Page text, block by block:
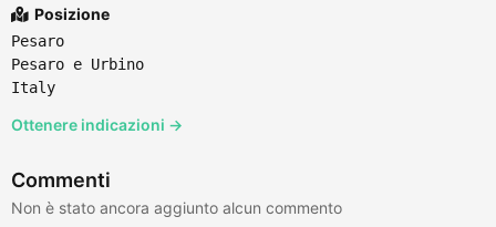
Posizione
Pesaro
Pesaro e Urbino
Italy
Ottenere indicazioni →
Commenti
Non è stato ancora aggiunto alcun commento